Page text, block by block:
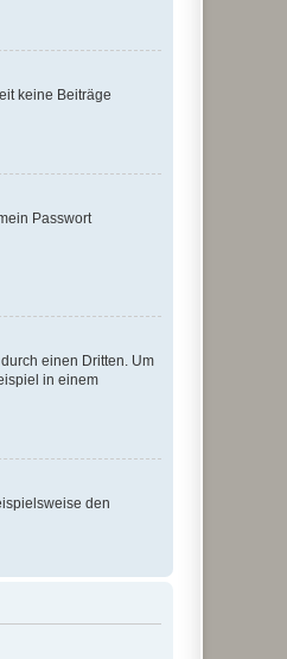
keine Beiträge
Passwort
einen Dritten. Um
in einem
den